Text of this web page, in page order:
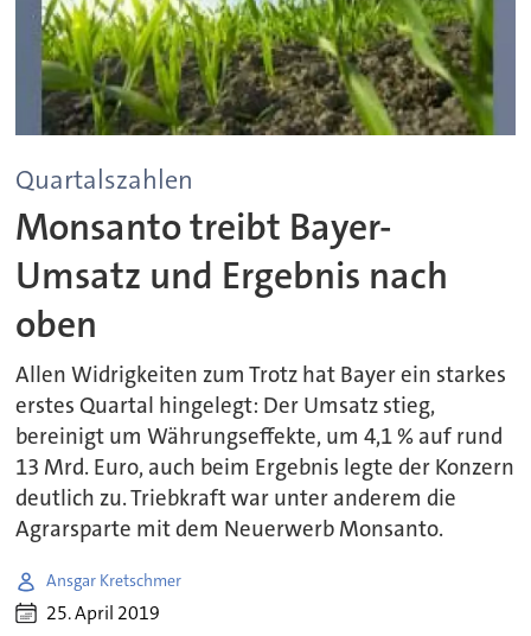
Quartalszahlen
Monsanto treibt Bayer-
Umsatz und Ergebnis nach
oben
Allen Widrigkeiten zum Trotz hat Bayer ein starkes
erstes Quartal hingelegt: Der Umsatz stieg,
bereinigt um Währungseffekte, um 4,1 % auf rund
13 Mrd. Euro, auch beim Ergebnis legte der Konzern
deutlich zu. Triebkraft war unter anderem die
Agrarsparte mit dem Neuerwerb Monsanto.
Ansgar Kretschmer
25. April 2019